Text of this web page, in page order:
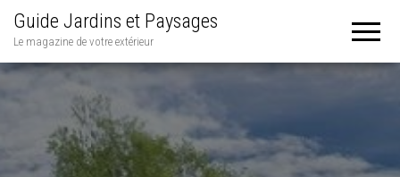
Guide Jardins et Paysages
Le magazine de votre extérieur